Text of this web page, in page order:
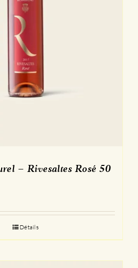
– Rivesaltes Rosé 50
Détails